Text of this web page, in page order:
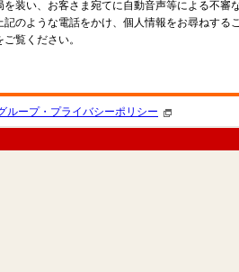
を装い、お客さま宛てに自動音声等による不審
記のような電話をかけ、個人情報をお尋ねする
ご覧ください。
ループ・プライバシーポリシー